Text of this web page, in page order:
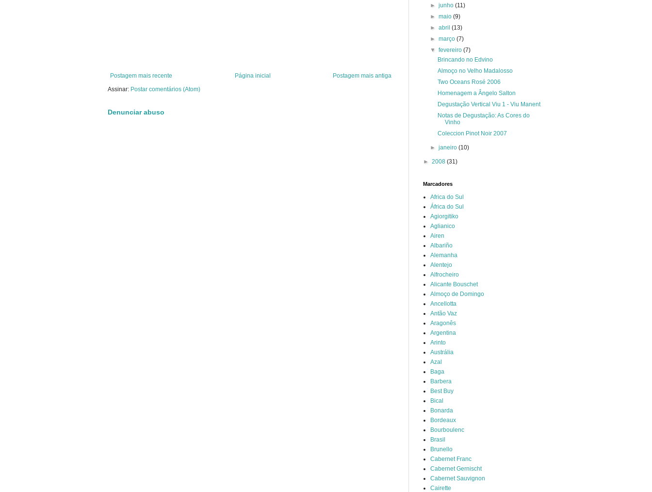
Postagem mais recente Postagem mais antiga
Página inicial
Assinar: Postar comentários (Atom)
Denunciar abuso
►junho(11)
►maio(9)
►abril(13)
►março(7)
▼fevereiro(7)
Brincando no Edvino
Almoço no Velho Madalosso
Two Oceans Rosé 2006
Homenagem a Ângelo Salton
Degustação Vertical Viu 1 - Viu Manent
Notas de Degustação: As Cores do
Vinho
Coleccion Pinot Noir 2007
►janeiro(10)
► 2008 (31)
Marcadores
Africa do Sul
África do Sul
Agiorgitiko
Aglianico
Airen
Albariño
Alemanha
Alentejo
Alfrocheiro
Alicante Bouschet
Almoço de Domingo
Ancellotta
Antão Vaz
Aragonês
Argentina
Arinto
Austrália
Azal
Baga
Barbera
Best Buy
Bical
Bonarda
Bordeaux
Bourboulenc
Brasil
Brunello
Cabernet Franc
Cabernet Gernischt
Cabernet Sauvignon
Cairette